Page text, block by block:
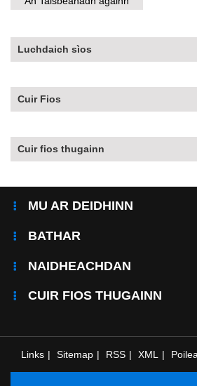
Luchdaich sìos
Cuir Fios
Cuir fios thugainn
MU AR DEIDHINN
BATHAR
NAIDHEACHDAN
CUIR FIOS THUGAINN
Links | Sitemap | RSS | XML |